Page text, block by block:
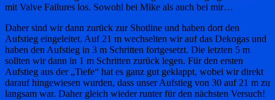
mit Valve Failures los. Sowohl bei Mike als auch bei mir…
Daher sind wir dann zurück zur Shotline und haben dort den
Aufstieg eingeleitet. Auf 21 m wechselten wir auf das Dekogas und
haben den Aufstieg in 3 m Schritten fortgesetzt. Die letzten 5 m
sollten wir dann in 1 m Schritten zurück legen. Für den ersten
Aufstieg aus der „Tiefe“ hat es ganz gut geklappt, wobei wir direkt
darauf hingewiesen wurden, dass unser Aufstieg von 30 auf 21 m zu
langsam war. Daher gleich wieder runter für den nächsten Versuch!